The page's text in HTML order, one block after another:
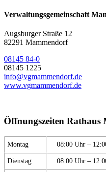
Verwaltungsgemeinschaft
Augsburger Straße 12
82291 Mammendorf
08145 84-0
08145 1225
info@vgmammendorf.de
www.vgmammendorf.de
Öffnungszeiten Rathaus
Montag 08:00 Uhr –
Dienstag 08:00 Uhr –